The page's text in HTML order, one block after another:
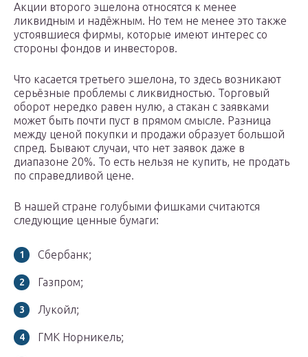
Акции второго эшелона относятся к менее
ликвидным и надёжным. Но тем не менее это также
устоявшиеся фирмы, которые имеют интерес со
стороны фондов и инвесторов.
Что касается третьего эшелона, то здесь возникают
серьёзные проблемы с ликвидностью. Торговый
оборот нередко равен нулю, а стакан с заявками
может быть почти пуст в прямом смысле. Разница
между ценой покупки и продажи образует большой
спред. Бывают случаи, что нет заявок даже в
диапазоне 20%. То есть нельзя не купить, не продать
по справедливой цене.
В нашей стране голубыми фишками считаются
следующие ценные бумаги:
Сбербанк;
Газпром;
Лукойл;
ГМК Норникель;